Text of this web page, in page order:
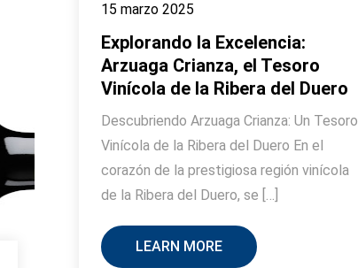
15 marzo 2025
Explorando la Excelencia:
Arzuaga Crianza, el Tesoro
Vinícola de la Ribera del Duero
Descubriendo Arzuaga Crianza: Un Tesoro
Vinícola de la Ribera del Duero En el
corazón de la prestigiosa región vinícola
de la Ribera del Duero, se […]
LEARN MORE